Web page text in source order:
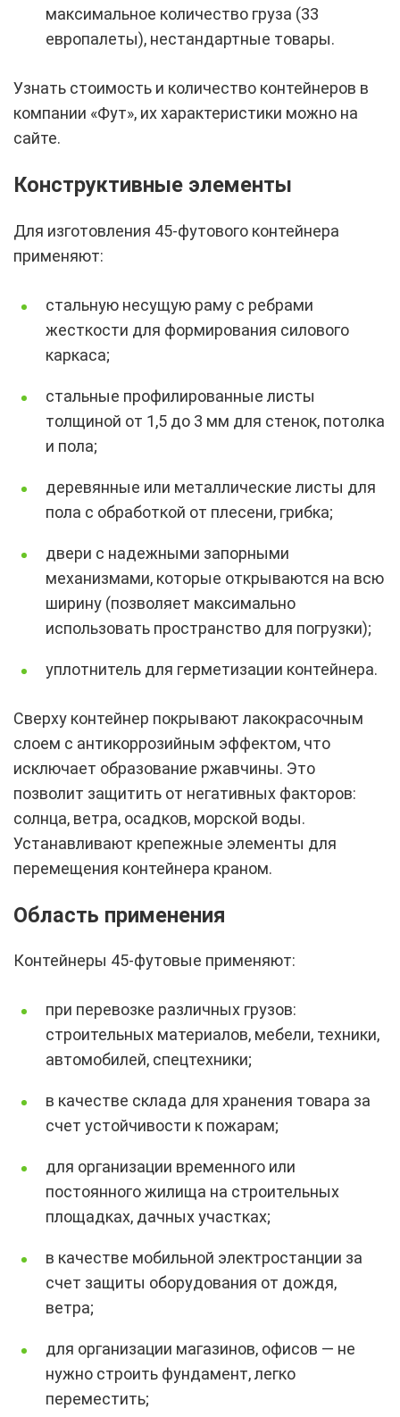
максимальное количество груза (33
европалеты), нестандартные товары.
Узнать стоимость и количество контейнеров в
компании «Фут», их характеристики можно на
сайте.
Конструктивные элементы
Для изготовления 45-футового контейнера
применяют:
стальную несущую раму с ребрами
жесткости для формирования силового
каркаса;
стальные профилированные листы
толщиной от 1,5 до 3 мм для стенок, потолка
и пола;
деревянные или металлические листы для
пола с обработкой от плесени, грибка;
двери с надежными запорными
механизмами, которые открываются на всю
ширину (позволяет максимально
использовать пространство для погрузки);
уплотнитель для герметизации контейнера.
Сверху контейнер покрывают лакокрасочным
слоем с антикоррозийным эффектом, что
исключает образование ржавчины. Это
позволит защитить от негативных факторов:
солнца, ветра, осадков, морской воды.
Устанавливают крепежные элементы для
перемещения контейнера краном.
Область применения
Контейнеры 45-футовые применяют:
при перевозке различных грузов:
строительных материалов, мебели, техники,
автомобилей, спецтехники;
в качестве склада для хранения товара за
счет устойчивости к пожарам;
для организации временного или
постоянного жилища на строительных
площадках, дачных участках;
в качестве мобильной электростанции за
счет защиты оборудования от дождя,
ветра;
для организации магазинов, офисов — не
нужно строить фундамент, легко
переместить;